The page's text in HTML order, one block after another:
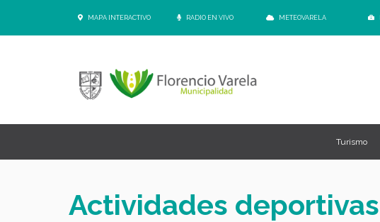
MAPA INTERACTIVO RADIO EN VIVO METEOVARELA
Turismo
Actividades deportivas